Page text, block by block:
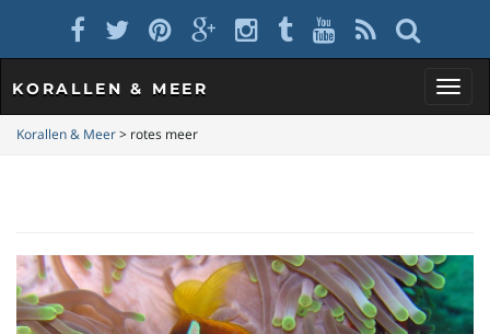
h
KORALLEN & MEER
Korallen & Meer> rotes meer